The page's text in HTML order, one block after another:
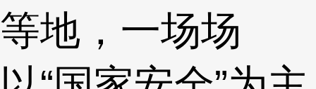
等地，一场场